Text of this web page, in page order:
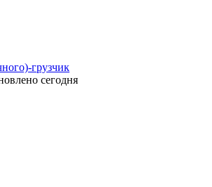
грузчик
сегодня